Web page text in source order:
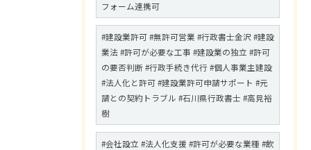
フォーム連携可
#建設業許可 #無許可営業 #行政書士金沢 #建設
業法 #許可が必要な工事 #建設業の独立 #許可
の要否判断 #行政手続き代行 #個人事業主建設
#法人化と許可 #建設業許可申請サポート #元
請との契約トラブル #石川県行政書士 #高見裕
樹
#会社設立 #法人化支援 #許可が必要な業種 #飲